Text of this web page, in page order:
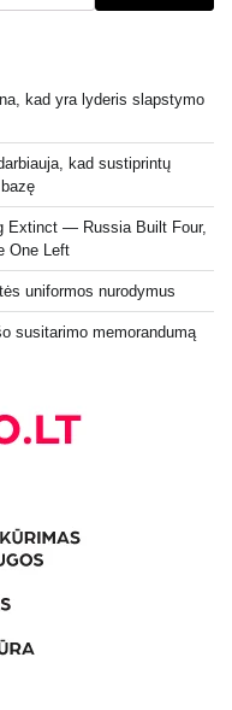
kad yra lyderis slapstymo
kad sustiprintų
Extinct — Russia Built Four,
One Left
uniformos nurodymus
susitarimo memorandumą